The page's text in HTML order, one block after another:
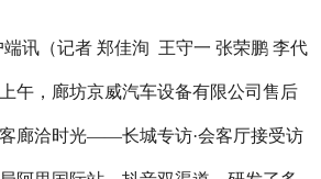
讯（记者 郑佳洵 王守一 张荣鹏 李代
午，廊坊京威汽车设备有限公司售后
廊洽时光——长城专访·会客厅接受访